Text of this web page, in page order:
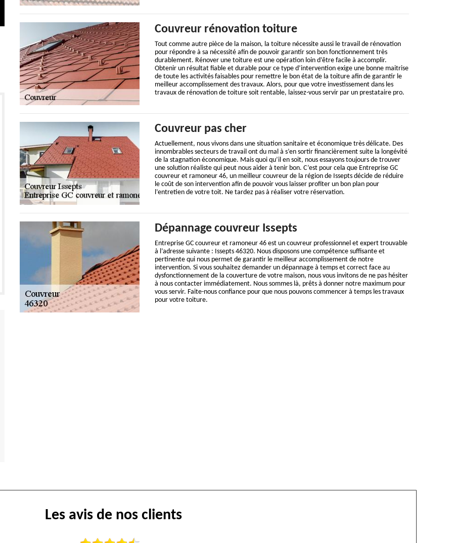
Couvreur rénovation toiture
Tout comme autre pièce de la maison, la toiture nécessite aussi le travail de rénovation
pour répondre à sa nécessité afin de pouvoir garantir son bon fonctionnement très
durablement. Rénover une toiture est une opération loin d’être facile à accomplir.
Obtenir un résultat fiable et durable pour ce type d’intervention exige une bonne maitrise
de toute les activités faisables pour remettre le bon état de la toiture afin de garantir le
meilleur accomplissement des travaux. Alors, pour que votre investissement dans les
travaux de rénovation de toiture soit rentable, laissez-vous servir par un prestataire pro.
Couvreur pas cher
Actuellement, nous vivons dans une situation sanitaire et économique très délicate. Des
innombrables secteurs de travail ont du mal à s’en sortir financièrement suite la longévité
de la stagnation économique. Mais quoi qu’il en soit, nous essayons toujours de trouver
une solution réaliste qui peut nous aider à tenir bon. C’est pour cela que Entreprise GC
couvreur et ramoneur 46, un meilleur couvreur de la région de Issepts décide de réduire
le coût de son intervention afin de pouvoir vous laisser profiter un bon plan pour
l’entretien de votre toit. Ne tardez pas à réaliser votre réservation.
Dépannage couvreur Issepts
Entreprise GC couvreur et ramoneur 46 est un couvreur professionnel et expert trouvable
à l’adresse suivante : Issepts 46320. Nous disposons une compétence suffisante et
pertinente qui nous permet de garantir le meilleur accomplissement de notre
intervention. Si vous souhaitez demander un dépannage à temps et correct face au
dysfonctionnement de la couverture de votre maison, nous vous invitons de ne pas hésiter
à nous contacter immédiatement. Nous sommes là, prêts à donner notre maximum pour
vous servir. Faite-nous confiance pour que nous pouvons commencer à temps les travaux
pour votre toiture.
Les avis de nos clients